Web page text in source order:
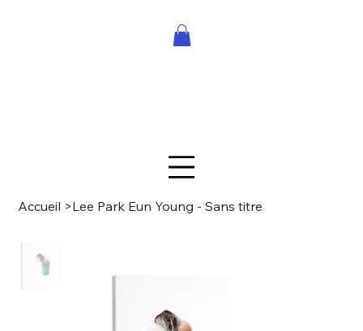
Accueil >Lee Park Eun Young - Sans titre